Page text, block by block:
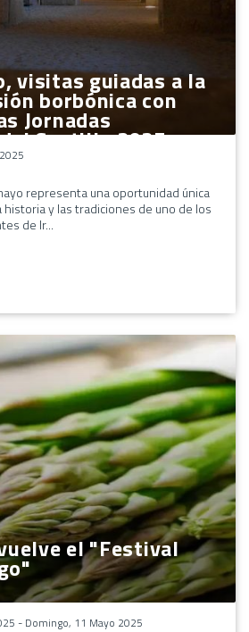
visitas guiadas a la
borbónica con
Jornadas
Castillo 2025
representa una oportunidad única
historia y las tradiciones de uno de los
de Ir...
el "Festival
- Domingo, 11 Mayo 2025